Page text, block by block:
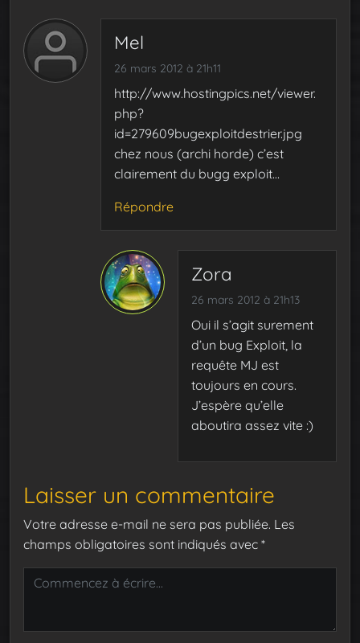
Mel
26 mars 2012 à 21h11
http://www.hostingpics.net/viewer.
php?
id=279609bugexploitdestrier.jpg
chez nous (archi horde) c’est
clairement du bugg exploit…
Répondre
Zora
26 mars 2012 à 21h13
Oui il s’agit surement
d’un bug Exploit, la
requête MJ est
toujours en cours.
J’espère qu’elle
aboutira assez vite :)
Laisser un commentaire
Votre adresse e-mail ne sera pas publiée. Les
champs obligatoires sont indiqués avec *